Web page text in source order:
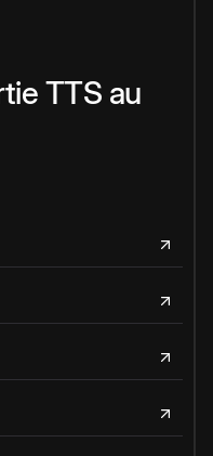
TTS au